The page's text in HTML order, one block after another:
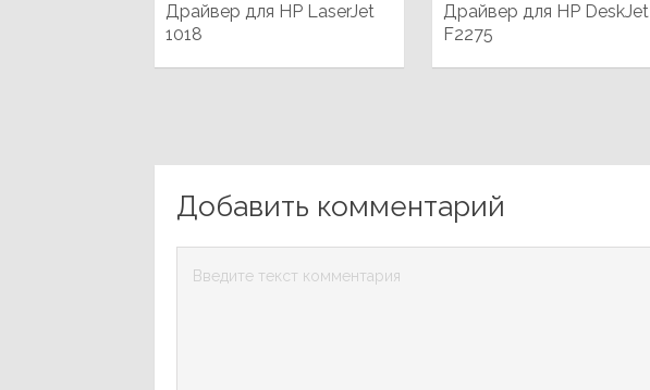
Драйвер для HP LaserJet
1018
Драйвер для HP DeskJet
F2275
Добавить комментарий